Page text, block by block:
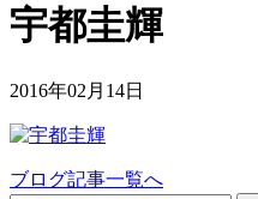
宇都圭輝
2016年02月14日
ブログ記事一覧へ